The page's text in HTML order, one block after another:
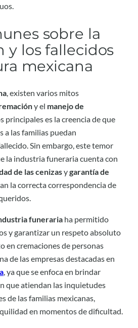
sobre la
y los fallecidos
mexicana
, existen varios mitos
y el manejo de
principales es la creencia de que
a las familias puedan
Sin embargo, este temor
la industria funeraria cuenta con
de las cenizasygarantía de
la correcta correspondencia de
funeraria ha permitido
y garantizar un respeto absoluto
en cremaciones de personas
de las empresas destacadas en
, ya que se enfoca en brindar
que atiendan las inquietudes
de las familias mexicanas,
en momentos de dificultad.